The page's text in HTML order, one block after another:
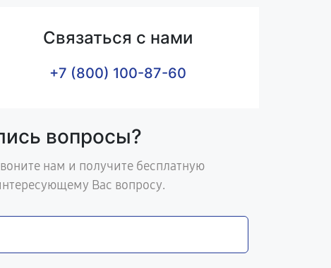
Связаться с нами
+7 (800) 100-87-60
вопросы?
нам и получите бесплатную
Вас вопросу.